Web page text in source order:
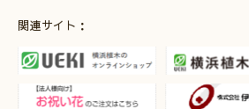
関連サイト：